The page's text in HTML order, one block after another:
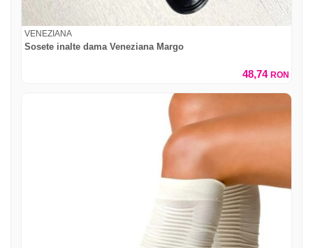
VENEZIANA
Sosete inalte dama Veneziana Margo
48,74 RON